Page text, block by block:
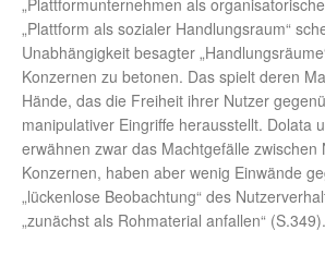
„Plattformunternehmen als
„Plattform als sozialer Handlungsraum“
Unabhängigkeit besagter
Konzernen zu betonen. Das spielt deren
Hände, das die Freiheit ihrer Nutzer
manipulativer Eingriffe herausstellt. Dolata
erwähnen zwar das Machtgefälle zwischen
Konzernen, haben aber wenig Einwände
„lückenlose Beobachtung“ des
„zunächst als Rohmaterial anfallen“ (S.349).